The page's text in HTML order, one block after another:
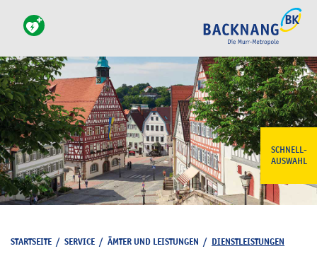
SCHNELL-
AUSWAHL
STARTSEITE / SERVICE / ÄMTER UND LEISTUNGEN / DIENSTLEISTUNGEN